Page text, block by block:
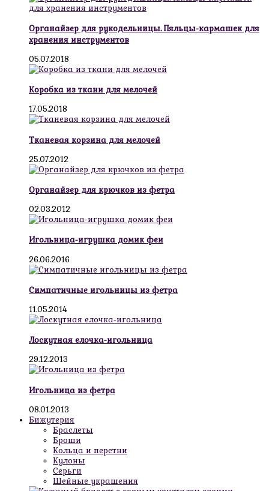
Органайзер для рукодельницы. Пяльцы-кармашек для
хранения инструментов
05.07.2018
Коробка из ткани для мелочей
17.05.2018
Тканевая корзина для мелочей
25.07.2012
Органайзер для крючков из фетра
02.03.2012
Игольница-игрушка домик феи
26.06.2016
Симпатичные игольницы из фетра
11.05.2014
Лоскутная елочка-игольница
29.12.2013
Игольница из фетра
08.01.2013
Бижутерия
Браслеты
Броши
Кольца и перстни
Кулоны
Серьги
Шейные украшения